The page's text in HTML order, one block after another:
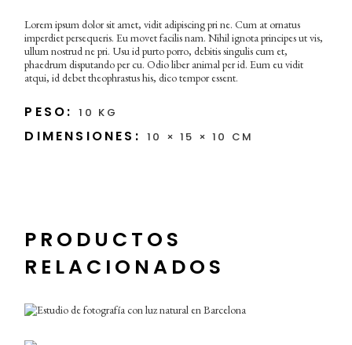
Lorem ipsum dolor sit amet, vidit adipiscing pri ne. Cum at ornatus
imperdiet persequeris. Eu movet facilis nam. Nihil ignota principes ut vis,
ullum nostrud ne pri. Usu id purto porro, debitis singulis cum et,
phaedrum disputando per cu. Odio liber animal per id. Eum eu vidit
atqui, id debet theophrastus his, dico tempor essent.
PESO 10 KG
DIMENSIONES 10 × 15 × 10 CM
PRODUCTOS
RELACIONADOS
Taburete Lyra de
Arenaa Studio
Pink Chair